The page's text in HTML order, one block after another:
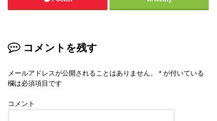
コメントを残す
メールアドレスが公開されることはありません。 * が付いている
欄は必須項目です
コメント